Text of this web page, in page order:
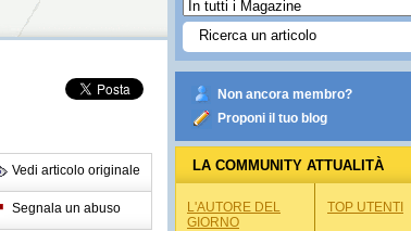
Vedi articolo originale
Segnala un abuso
Non ancora membro?
Proponi il tuo blog
LA COMMUNITY ATTUALITÀ
L'AUTORE DEL
GIORNO
TOP UTENTI